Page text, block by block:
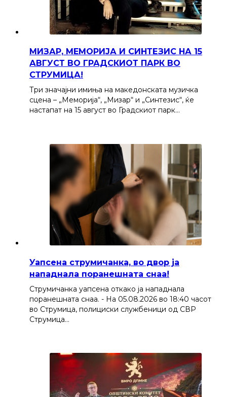
МИЗАР, МЕМОРИЈА И СИНТЕЗИС НА 15
АВГУСТ ВО ГРАДСКИОТ ПАРК ВО
СТРУМИЦА!
Три значајни имиња на македонската музичка
сцена – „Меморија“, „Мизар“ и „Синтезис“, ќе
настапат на 15 август во Градскиот парк…
Уапсена струмичанка, во двор ја
нападнала поранешната снаа!
Струмичанка уапсена откако ја нападнала
поранешната снаа. - На 05.08.2026 во 18:40 часот
во Струмица, полициски службеници од СВР
Струмица…